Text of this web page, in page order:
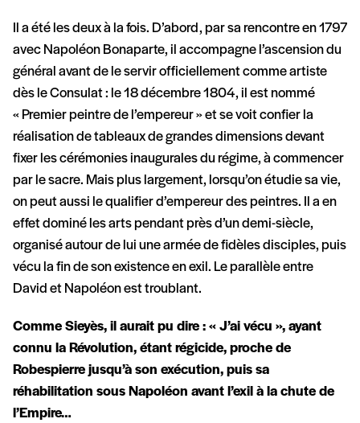
Il a été les deux à la fois. D’abord, par sa rencontre en 1797
avec Napoléon Bonaparte, il accompagne l’ascension du
général avant de le servir officiellement comme artiste
dès le Consulat : le 18 décembre 1804, il est nommé
« Premier peintre de l’empereur » et se voit confier la
réalisation de tableaux de grandes dimensions devant
fixer les cérémonies inaugurales du régime, à commencer
par le sacre. Mais plus largement, lorsqu’on étudie sa vie,
on peut aussi le qualifier d’empereur des peintres. Il a en
effet dominé les arts pendant près d’un demi-siècle,
organisé autour de lui une armée de fidèles disciples, puis
vécu la fin de son existence en exil. Le parallèle entre
David et Napoléon est troublant.
Comme Sieyès, il aurait pu dire : « J’ai vécu », ayant
connu la Révolution, étant régicide, proche de
Robespierre jusqu’à son exécution, puis sa
réhabilitation sous Napoléon avant l’exil à la chute de
l’Empire…